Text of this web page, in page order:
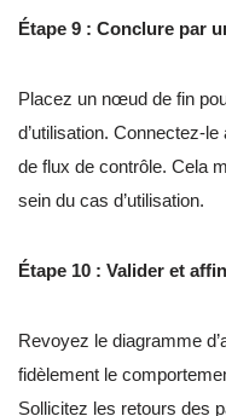
Étape 9 : Conclure par
Placez un nœud de fin
d’utilisation. Connectez-
de flux de contrôle. Cela
sein du cas d’utilisation.
Étape 10 : Valider et
Revoyez le diagramme
fidèlement le
Sollicitez les retours des